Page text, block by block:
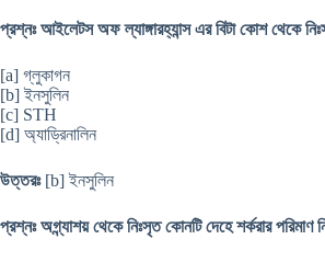
প্রশ্নঃ আইলেটস অফ ল্যাঙ্গারহ্যান্স এর বিটা কোশ থেকে
[a] গ্লুকাগন
[b] ইনসুলিন
[c] STH
[d] অ্যাড্রিনালিন
উত্তরঃ[b] ইনসুলিন
প্রশ্নঃ অগ্ন্যাশয় থেকে নিঃসৃত কোনটি দেহে শর্করার পরিমাণ